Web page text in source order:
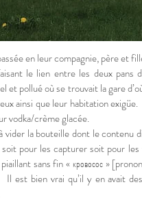
en leur compagnie, père et
le lien entre les deux
pollué où se trouvait la gare
ainsi que leur habitation
vodka/crème glacée.
vider la bouteille dont le
pour les capturer soit pour
sans fin « кровосос »
est bien vrai qu’il y en avait